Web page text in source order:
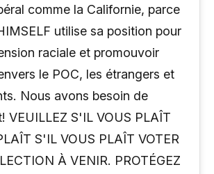
comme la Californie, parce
utilise sa position pour
raciale et promouvoir
le POC, les étrangers et
Nous avons besoin de
VEUILLEZ S'IL VOUS PLAÎT
S'IL VOUS PLAÎT VOTER
À VENIR. PROTÉGEZ